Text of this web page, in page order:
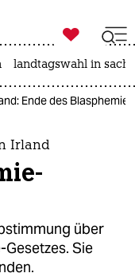

taz zahl ich
landtagswahl in
Ende des
Irland
über
Sie